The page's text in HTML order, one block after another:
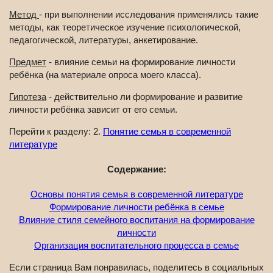
Метод - при выполнении исследования применялись такие
методы, как теоретическое изучение психологической,
педагогической, литературы, анкетирование.
Предмет - влияние семьи на формирование личности
ребёнка (на материале опроса моего класса).
Гипотеза- действительно ли формирование и развитие
личности ребёнка зависит от его семьи.
Перейти к разделу: 2. Понятие семья в современной
литературе
Содержание:
Основы понятия семья в современной литературе
Формирование личности ребёнка в семье
Влияние стиля семейного воспитания на формирование
личности
Организация воспитательного процесса в семье
Если страница Вам понравилась, поделитесь в социальных